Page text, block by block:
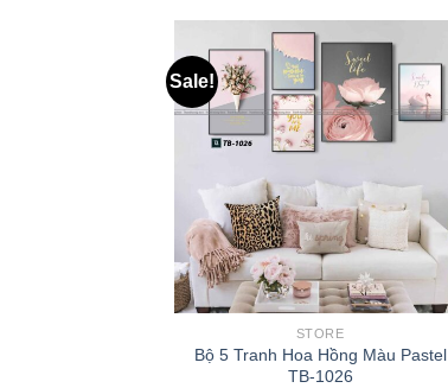
Sale!
STORE
Bộ 5 Tranh Hoa Hồng Màu Pastel
TB-1026